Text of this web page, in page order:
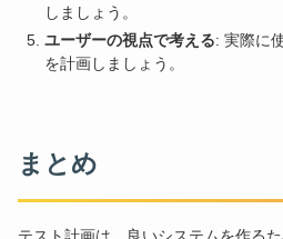
しましょう。
ユーザーの視点で考える: 実際に
を計画しましょう。
まとめ